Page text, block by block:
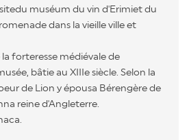
muséum du vin d'Erimiet du
dans la vieille ville et
forteresse médiévale de
bâtie au XIIIe siècle. Selon la
de Lion y épousa Bérengère de
reine d'Angleterre.